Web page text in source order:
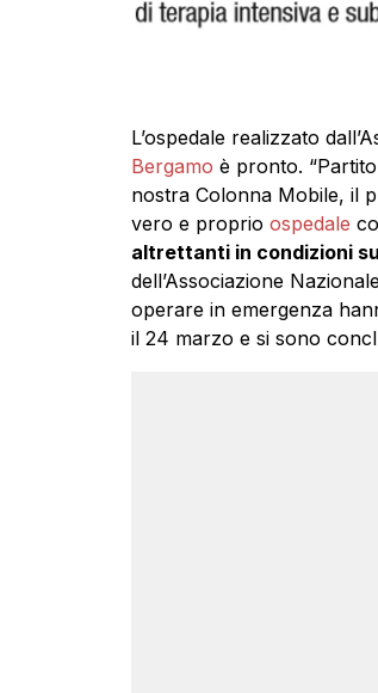
L’ospedale realizzato
Bergamo è pronto.
nostra Colonna Mobile, il
vero e proprio ospedale
altrettanti in condizioni
dell’Associazione
operare in emergenza
il 24 marzo e si sono